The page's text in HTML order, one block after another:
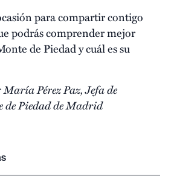
para compartir contigo
podrás comprender mejor
de Piedad y cuál es su
Pérez Paz, Jefa de
de Piedad de Madrid